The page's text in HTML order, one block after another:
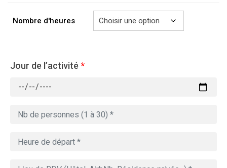
729.00€
Nombre d'heures
Jour de l’activité *